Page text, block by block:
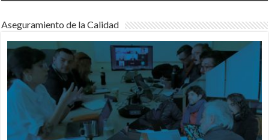
Aseguramiento de la Calidad